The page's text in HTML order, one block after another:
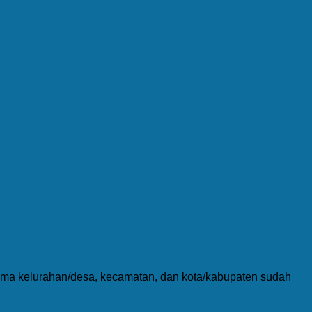
kelurahan/desa, kecamatan, dan kota/kabupaten sudah